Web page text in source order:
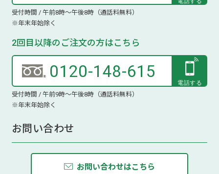
受付時間 / 午前8時～午後8時（通話料無料）
※年末年始除く
2回目以降のご注文の方はこちら
0120-148-615
受付時間 / 午前9時～午後8時（通話料無料）
※年末年始除く
お問い合わせ
お問い合わせはこちら